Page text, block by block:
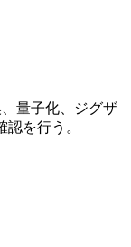
量子化、ジグザ
を行う。